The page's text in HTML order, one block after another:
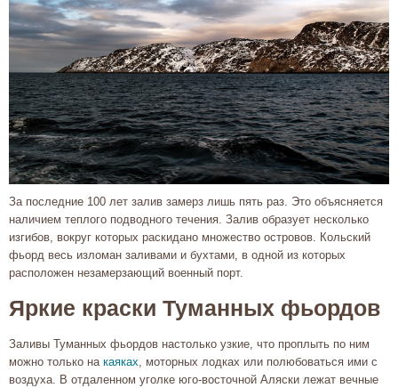
За последние 100 лет залив замерз лишь пять раз. Это объясняется
наличием теплого подводного течения. Залив образует несколько
изгибов, вокруг которых раскидано множество островов. Кольский
фьорд весь изломан заливами и бухтами, в одной из которых
расположен незамерзающий военный порт.
Яркие краски Туманных фьордов
Заливы Туманных фьордов настолько узкие, что проплыть по ним
можно только на каяках, моторных лодках или полюбоваться ими с
воздуха. В отдаленном уголке юго-восточной Аляски лежат вечные